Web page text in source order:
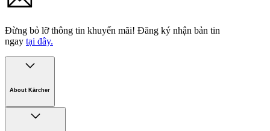
Đừng bỏ lỡ thông tin khuyến mãi! Đăng ký nhận bản tin
ngay tại đây.
About Kärcher
Công ty Karcher